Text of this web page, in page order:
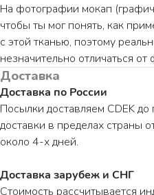
На фотографии мокап
чтобы ты мог понять, как
с этой тканью, поэтому
незначительно отличаться от
Доставка
Доставка по России
Посылки доставляем CDEK
доставки в пределах страны
около 4-х дней.
Доставка зарубеж и СНГ
Стоимость рассчитывается